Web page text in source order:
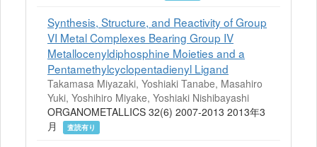
Synthesis, Structure, and Reactivity of Group
VI Metal Complexes Bearing Group IV
Metallocenyldiphosphine Moieties and a
Pentamethylcyclopentadienyl Ligand
Takamasa Miyazaki, Yoshiaki Tanabe, Masahiro
Yuki, Yoshihiro Miyake, Yoshiaki Nishibayashi
ORGANOMETALLICS 32(6) 2007-2013 2013年3
月
査読有り